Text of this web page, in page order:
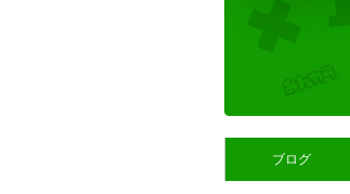
ブログ